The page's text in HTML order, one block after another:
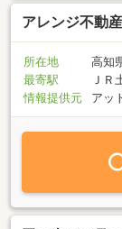
アレンジ不動産
所在地
高知
最寄駅
ＪＲ
情報提供元
アッ